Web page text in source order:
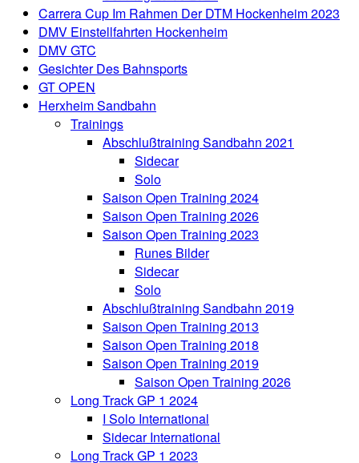
Carrera Cup Im Rahmen Der DTM Hockenheim 2023
DMV Einstellfahrten Hockenheim
DMV GTC
Gesichter Des Bahnsports
GT OPEN
Herxheim Sandbahn
Trainings
Abschlußtraining Sandbahn 2021
Sidecar
Solo
Saison Open Training 2024
Saison Open Training 2026
Saison Open Training 2023
Runes Bilder
Sidecar
Solo
Abschlußtraining Sandbahn 2019
Saison Open Training 2013
Saison Open Training 2018
Saison Open Training 2019
Saison Open Training 2026
Long Track GP 1 2024
I Solo International
Sidecar International
Long Track GP 1 2023